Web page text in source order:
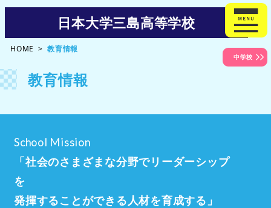
中学校
日本大学三島高等学校
HOME 教育情報
教育情報
School Mission
「社会のさまざまな分野でリーダーシップ
を
発揮することができる人材を育成する」